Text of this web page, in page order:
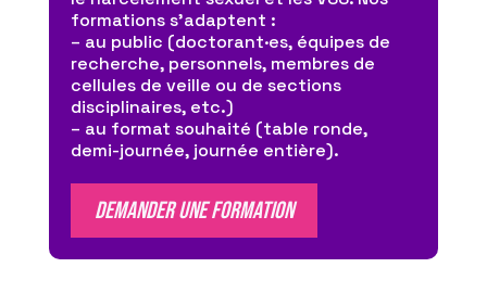
formations s’adaptent :
– au public (doctorant·es, équipes de
recherche, personnels, membres de
cellules de veille ou de sections
disciplinaires, etc.)
– au format souhaité (table ronde,
demi-journée, journée entière).
DEMANDER UNE foRMAtioN